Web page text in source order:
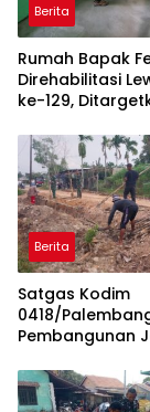
Berita
Rumah Bapak
Direhabilitasi
ke-129,
Berita
Satgas Kodim
0418/
Pembangunan